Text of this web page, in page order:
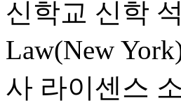
신학교 신학
Law(New
사 라이센스